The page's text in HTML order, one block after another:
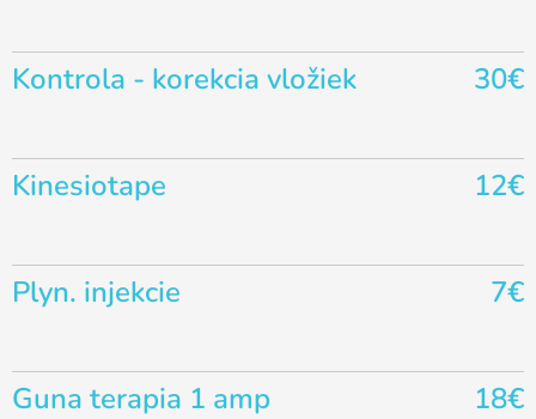
Kontrola - korekcia vložiek 30€
Kinesiotape 12€
Plyn. injekcie 7€
Guna terapia 1 amp 18€